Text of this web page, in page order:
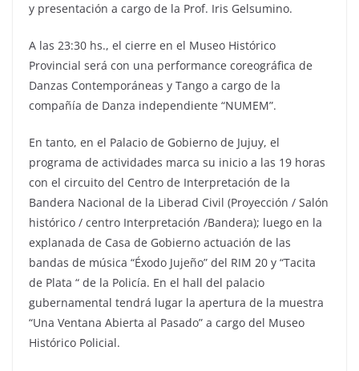
y presentación a cargo de la Prof. Iris Gelsumino.
A las 23:30 hs., el cierre en el Museo Histórico
Provincial será con una performance coreográfica de
Danzas Contemporáneas y Tango a cargo de la
compañía de Danza independiente “NUMEM”.
En tanto, en el Palacio de Gobierno de Jujuy, el
programa de actividades marca su inicio a las 19 horas
con el circuito del Centro de Interpretación de la
Bandera Nacional de la Liberad Civil (Proyección / Salón
histórico / centro Interpretación /Bandera); luego en la
explanada de Casa de Gobierno actuación de las
bandas de música “Éxodo Jujeño” del RIM 20 y “Tacita
de Plata “ de la Policía. En el hall del palacio
gubernamental tendrá lugar la apertura de la muestra
“Una Ventana Abierta al Pasado” a cargo del Museo
Histórico Policial.